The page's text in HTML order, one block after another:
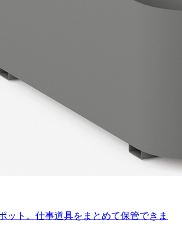
ット。仕事道具をまとめて保管できま